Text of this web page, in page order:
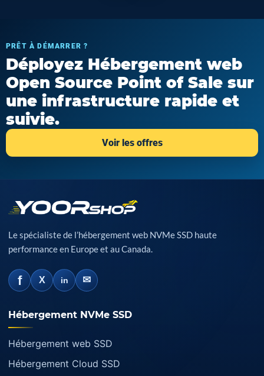
PRÊT À DÉMARRER ?
Déployez Hébergement web
Open Source Point of Sale sur
une infrastructure rapide et
suivie.
Voir les offres
Le spécialiste de l’hébergement web NVMe SSD haute
performance en Europe et au Canada.
f X in ✉
Hébergement NVMe SSD
Hébergement web SSD
Hébergement Cloud SSD